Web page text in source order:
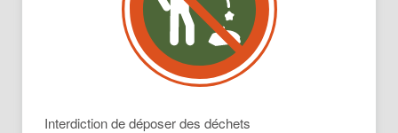
Interdiction de déposer des déchets